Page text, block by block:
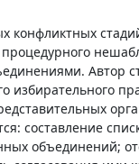
конфликтных
Автор
избирательного
составление
объединений;